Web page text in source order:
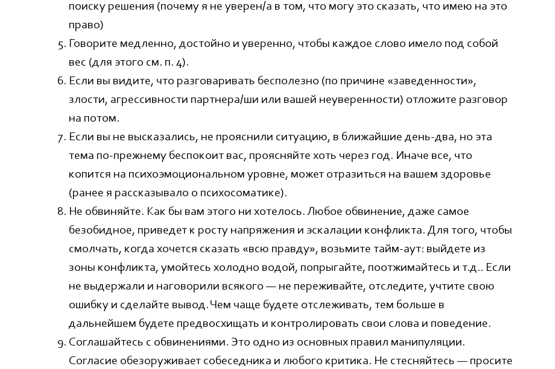
поиску решения (почему я не уверен/а в том, что могу это сказать, что имею на это
право)
Говорите медленно, достойно и уверенно, чтобы каждое слово имело под собой
вес (для этого см. п. 4).
Если вы видите, что разговаривать бесполезно (по причине «заведенности»,
злости, агрессивности партнера/ши или вашей неуверенности) отложите разговор
на потом.
Если вы не высказались, не прояснили ситуацию, в ближайшие день-два, но эта
тема по-прежнему беспокоит вас, проясняйте хоть через год. Иначе все, что
копится на психоэмоциональном уровне, может отразиться на вашем здоровье
(ранее я рассказывало о психосоматике).
Не обвиняйте. Как бы вам этого ни хотелось. Любое обвинение, даже самое
безобидное, приведет к росту напряжения и эскалации конфликта. Для того, чтобы
смолчать, когда хочется сказать «всю правду», возьмите тайм-аут: выйдете из
зоны конфликта, умойтесь холодно водой, попрыгайте, поотжимайтесь и т.д.. Если
не выдержали и наговорили всякого — не переживайте, отследите, учтите свою
ошибку и сделайте вывод. Чем чаще будете отслеживать, тем больше в
дальнейшем будете предвосхищать и контролировать свои слова и поведение.
Соглашайтесь с обвинениями. Это одно из основных правил манипуляции.
Согласие обезоруживает собеседника и любого критика. Не стесняйтесь — просите